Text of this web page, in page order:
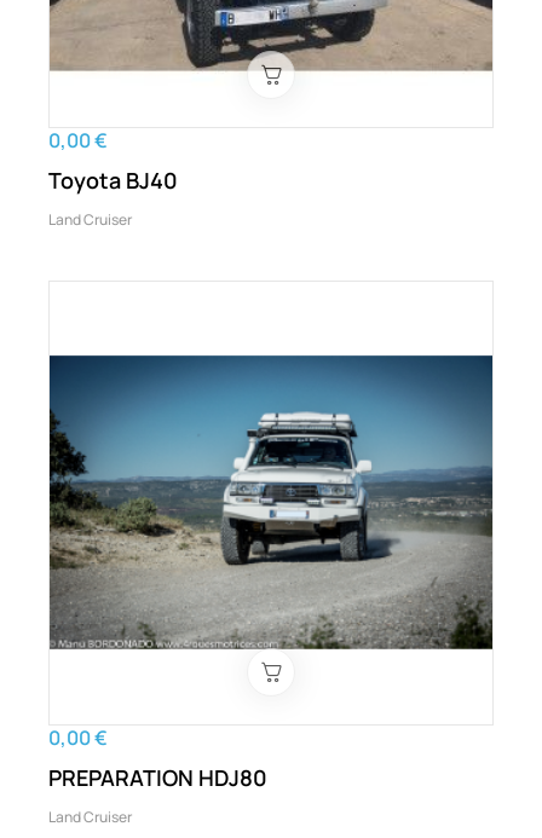
0,00 €
Toyota BJ40
Land Cruiser
0,00 €
PREPARATION HDJ80
Land Cruiser